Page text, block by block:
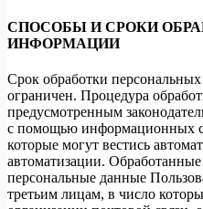
СПОСОБЫ И СРОКИ
ИНФОРМАЦИИ
Срок обработки
ограничен. Процедура
предусмотренным
с помощью информационных
которые могут вестись
автоматизации.
персональные данные
третьим лицам, в число